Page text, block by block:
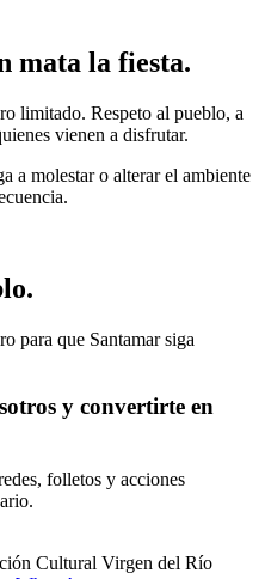
mata la fiesta.
limitado. Respeto al pueblo, a
vienen a disfrutar.
a molestar o alterar el ambiente
para que Santamar siga
y convertirte en
folletos y acciones
Cultural Virgen del Río